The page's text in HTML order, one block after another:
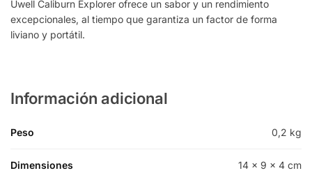
Uwell Caliburn Explorer ofrece un sabor y un rendimiento
excepcionales, al tiempo que garantiza un factor de forma
liviano y portátil.
Información adicional
Peso 0,2 kg
Dimensiones 14 × 9 × 4 cm